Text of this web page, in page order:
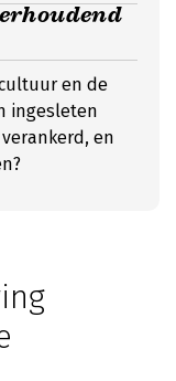
en de
ingesleten
en